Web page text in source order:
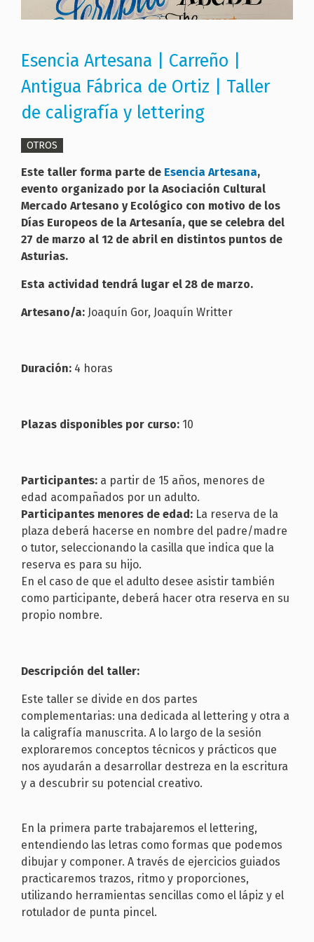
Esencia Artesana | Carreño |
Antigua Fábrica de Ortiz | Taller
de caligrafía y lettering
OTROS
Este taller forma parte de Esencia Artesana,
evento organizado por la Asociación Cultural
Mercado Artesano y Ecológico con motivo de los
Días Europeos de la Artesanía, que se celebra del
27 de marzo al 12 de abril en distintos puntos de
Asturias.
Esta actividad tendrá lugar el 28 de marzo.
Artesano/a: Joaquín Gor, Joaquín Writter
Duración: 4 horas
Plazas disponibles por curso: 10
Participantes: a partir de 15 años, menores de
edad acompañados por un adulto.
Participantes menores de edad: La reserva de la
plaza deberá hacerse en nombre del padre/madre
o tutor, seleccionando la casilla que indica que la
reserva es para su hijo.
En el caso de que el adulto desee asistir también
como participante, deberá hacer otra reserva en su
propio nombre.
Descripción del taller:
Este taller se divide en dos partes
complementarias: una dedicada al lettering y otra a
la caligrafía manuscrita. A lo largo de la sesión
exploraremos conceptos técnicos y prácticos que
nos ayudarán a desarrollar destreza en la escritura
y a descubrir su potencial creativo.
En la primera parte trabajaremos el lettering,
entendiendo las letras como formas que podemos
dibujar y componer. A través de ejercicios guiados
practicaremos trazos, ritmo y proporciones,
utilizando herramientas sencillas como el lápiz y el
rotulador de punta pincel.